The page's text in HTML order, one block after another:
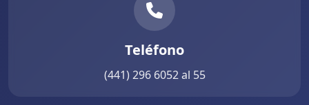
Teléfono
(441) 296 6052 al 55